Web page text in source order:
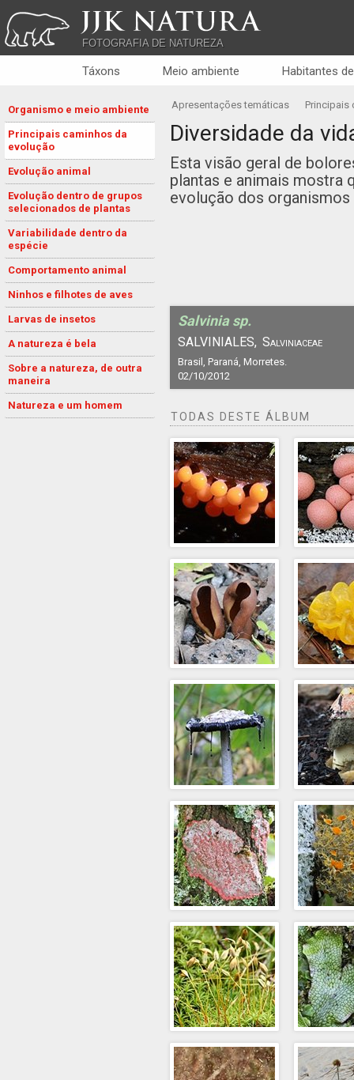
JJK NATURA
FOTOGRAFIA DE NATUREZA
Táxons Meio ambiente Habitantes
Organismo e meio ambiente
Principais caminhos da
evolução
Evolução animal
Evolução dentro de grupos
selecionados de plantas
Variabilidade dentro da
espécie
Comportamento animal
Ninhos e filhotes de aves
Larvas de insetos
A natureza é bela
Sobre a natureza, de outra
maneira
Natureza e um homem
Apresentações temáticas Principais
Diversidade da
Esta visão geral de
plantas e animais mostra
evolução dos
Salvinia sp.
SALVINIALES, Salviniaceae
Brasil, Paraná, Morretes.
02/10/2012
TODAS DESTE ÁLBUM